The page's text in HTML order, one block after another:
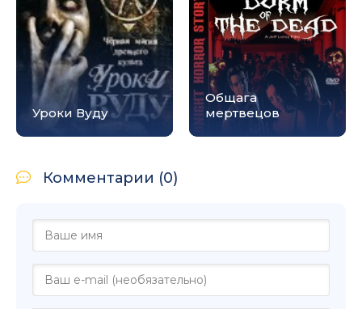
Уроки Вуду
Общага
мертвецов
Комментарии (0)